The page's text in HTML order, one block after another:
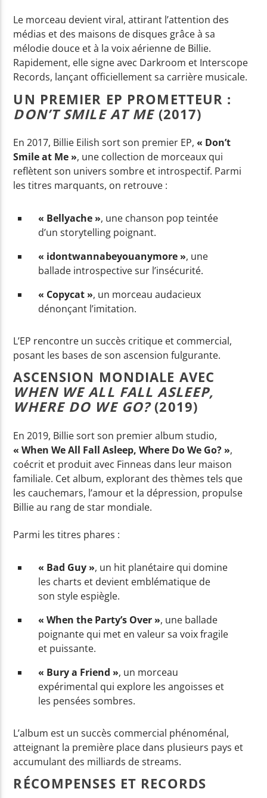
Le morceau devient viral, attirant l’attention des
médias et des maisons de disques grâce à sa
mélodie douce et à la voix aérienne de Billie.
Rapidement, elle signe avec Darkroom et Interscope
Records, lançant officiellement sa carrière musicale.
UN PREMIER EP PROMETTEUR :
DON’T SMILE AT ME(2017)
En 2017, Billie Eilish sort son premier EP,« Don’t
Smile at Me », une collection de morceaux qui
reflètent son univers sombre et introspectif. Parmi
les titres marquants, on retrouve :
« Bellyache », une chanson pop teintée
d’un storytelling poignant.
« idontwannabeyouanymore », une
ballade introspective sur l’insécurité.
« Copycat », un morceau audacieux
dénonçant l’imitation.
L’EP rencontre un succès critique et commercial,
posant les bases de son ascension fulgurante.
ASCENSION MONDIALE AVEC
WHEN WE ALL FALL ASLEEP,
WHERE DO WE GO?(2019)
En 2019, Billie sort son premier album studio,
« When We All Fall Asleep, Where Do We Go? »,
coécrit et produit avec Finneas dans leur maison
familiale. Cet album, explorant des thèmes tels que
les cauchemars, l’amour et la dépression, propulse
Billie au rang de star mondiale.
Parmi les titres phares :
« Bad Guy », un hit planétaire qui domine
les charts et devient emblématique de
son style espiègle.
« When the Party’s Over », une ballade
poignante qui met en valeur sa voix fragile
et puissante.
« Bury a Friend », un morceau
expérimental qui explore les angoisses et
les pensées sombres.
L’album est un succès commercial phénoménal,
atteignant la première place dans plusieurs pays et
accumulant des milliards de streams.
RÉCOMPENSES ET RECORDS